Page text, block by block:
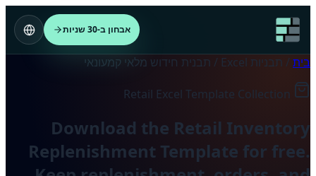
אבחון ב-30 שניות
בית / תבניות Excel / תבנית חידוש מלאי קמעונאי
Download the Retail Inventory
Replenishment Template for free.